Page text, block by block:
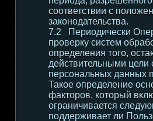
соответствии с
законодательства.
Периодически
проверку систем
определения того,
действительными цели
персональных данных
Такое определение
факторов, который
ограничивается
поддерживает ли